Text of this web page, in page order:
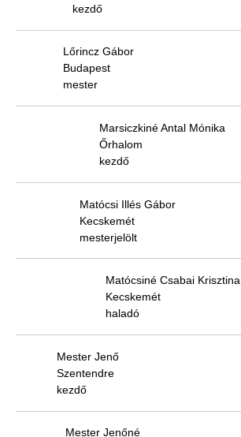
kezdő
Lőrincz Gábor
Budapest
mester
Marsiczkiné Antal Mónika
Őrhalom
kezdő
Matócsi Illés Gábor
Kecskemét
mesterjelölt
Matócsiné Csabai Krisztina
Kecskemét
haladó
Mester Jenő
Szentendre
kezdő
Mester Jenőné